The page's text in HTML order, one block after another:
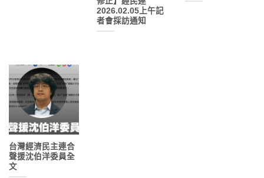
2026.02.05上午記
者會採訪通知
台灣經濟民主連合
聲援沈伯洋委員全
文